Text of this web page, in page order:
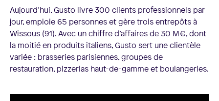
Aujourd’hui, Gusto livre 300 clients professionnels par
jour, emploie 65 personnes et gère trois entrepôts à
Wissous (91). Avec un chiffre d’affaires de 30 M€, dont
la moitié en produits italiens, Gusto sert une clientèle
variée : brasseries parisiennes, groupes de
restauration, pizzerias haut-de-gamme et boulangeries.